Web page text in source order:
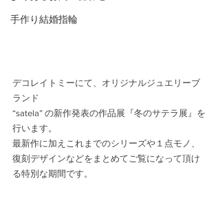
手作り結婚指輪
デコレイトミーにて、オリジナルジュエリーブ
ランド
“satela” の新作発表の作品展『冬のサテラ展』を
行います。
最新作に加えこれまでのシリーズや１点モノ、
復刻デザインなどをまとめてご覧になって頂け
る特別な期間です。